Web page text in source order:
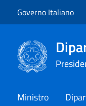
Governo Italiano
Ministro